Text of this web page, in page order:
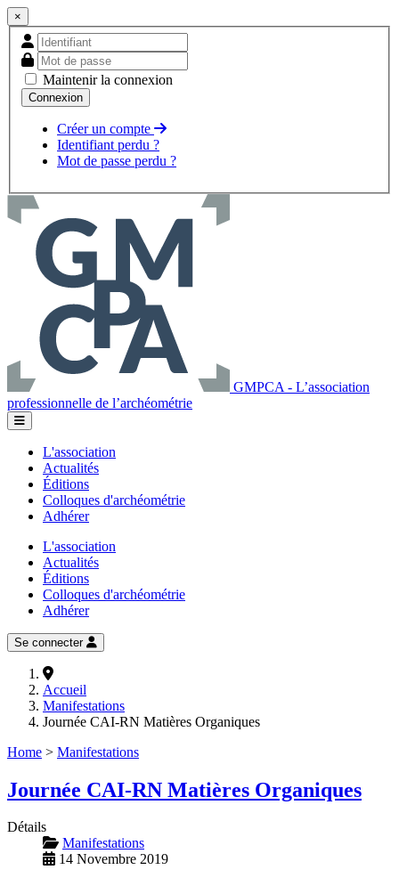
×
Maintenir la connexion
Créer un compte
Identifiant perdu ?
Mot de passe perdu ?
GMPCA - L’association
professionnelle de l’archéométrie
L'association
Actualités
Éditions
Colloques d'archéométrie
Adhérer
L'association
Actualités
Éditions
Colloques d'archéométrie
Adhérer
Se connecter
Accueil
Manifestations
Journée CAI-RN Matières Organiques
Home > Manifestations
Journée CAI-RN Matières Organiques
Détails
Manifestations
14 Novembre 2019